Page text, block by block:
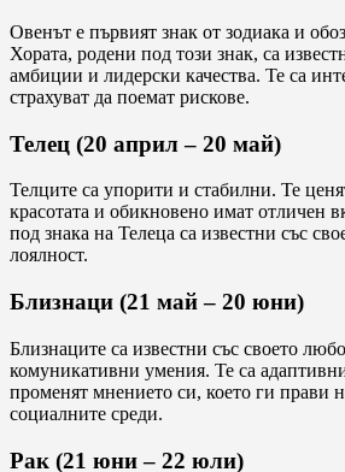
Овенът е първият знак от зодиака и
Хората, родени под този знак, са
амбиции и лидерски качества. Те са
страхуват да поемат рискове.
Телец (20 април – 20 май)
Телците са упорити и стабилни. Те
красотата и обикновено имат отличен
под знака на Телеца са известни със
лоялност.
Близнаци (21 май – 20 юни)
Близнаците са известни със своето
комуникативни умения. Те са
променят мнението си, което ги прави
социалните среди.
Рак (21 юни – 22 юли)